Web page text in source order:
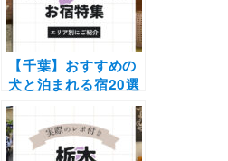
【千葉】おすすめの
犬と泊まれる宿20選
（実際のおでかけレ
ポあり）露天風呂や
プライベートドッグ